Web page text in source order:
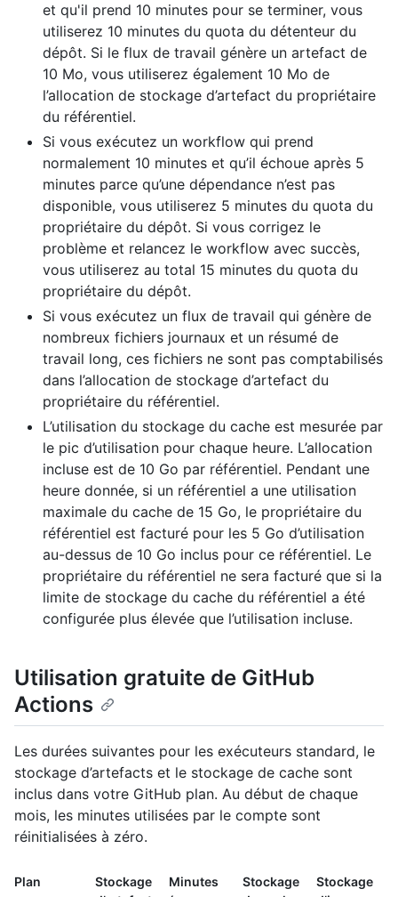
et qu'il prend 10 minutes pour se terminer, vous
utiliserez 10 minutes du quota du détenteur du
dépôt. Si le flux de travail génère un artefact de
10 Mo, vous utiliserez également 10 Mo de
l’allocation de stockage d’artefact du propriétaire
du référentiel.
Si vous exécutez un workflow qui prend
normalement 10 minutes et qu’il échoue après 5
minutes parce qu’une dépendance n’est pas
disponible, vous utiliserez 5 minutes du quota du
propriétaire du dépôt. Si vous corrigez le
problème et relancez le workflow avec succès,
vous utiliserez au total 15 minutes du quota du
propriétaire du dépôt.
Si vous exécutez un flux de travail qui génère de
nombreux fichiers journaux et un résumé de
travail long, ces fichiers ne sont pas comptabilisés
dans l’allocation de stockage d’artefact du
propriétaire du référentiel.
L’utilisation du stockage du cache est mesurée par
le pic d’utilisation pour chaque heure. L’allocation
incluse est de 10 Go par référentiel. Pendant une
heure donnée, si un référentiel a une utilisation
maximale du cache de 15 Go, le propriétaire du
référentiel est facturé pour les 5 Go d’utilisation
au-dessus de 10 Go inclus pour ce référentiel. Le
propriétaire du référentiel ne sera facturé que si la
limite de stockage du cache du référentiel a été
configurée plus élevée que l’utilisation incluse.
Utilisation gratuite de GitHub
Actions
Les durées suivantes pour les exécuteurs standard, le
stockage d’artefacts et le stockage de cache sont
inclus dans votre GitHub plan. Au début de chaque
mois, les minutes utilisées par le compte sont
réinitialisées à zéro.
Plan
Stockage
Minutes
Stockage
Stockage